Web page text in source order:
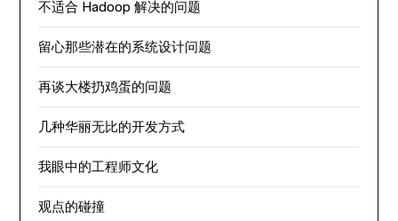
不适合 Hadoop 解决的问题
留心那些潜在的系统设计问题
再谈大楼扔鸡蛋的问题
几种华丽无比的开发方式
我眼中的工程师文化
观点的碰撞